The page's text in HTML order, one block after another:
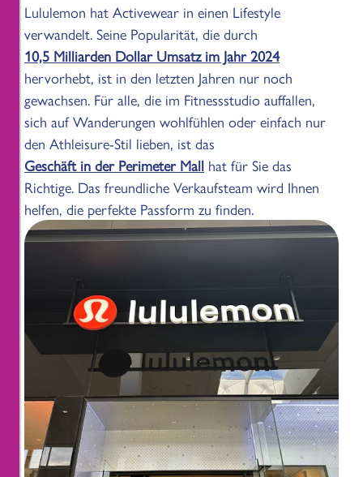
Lululemon hat Activewear in einen Lifestyle
verwandelt. Seine Popularität, die durch
10,5 Milliarden Dollar Umsatz im Jahr 2024
hervorhebt, ist in den letzten Jahren nur noch
gewachsen. Für alle, die im Fitnessstudio auffallen,
sich auf Wanderungen wohlfühlen oder einfach nur
den Athleisure-Stil lieben, ist das
Geschäft in der Perimeter Mall hat für Sie das
Richtige. Das freundliche Verkaufsteam wird Ihnen
helfen, die perfekte Passform zu finden.